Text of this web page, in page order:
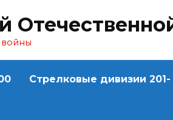
войны
Стрелковые дивизии 201-